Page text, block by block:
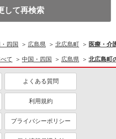
して再検索
四国 広島県 北広島町 医療・介
て 中国・四国 広島県 北広島町
よくある質問
利用規約
プライバシーポリシー